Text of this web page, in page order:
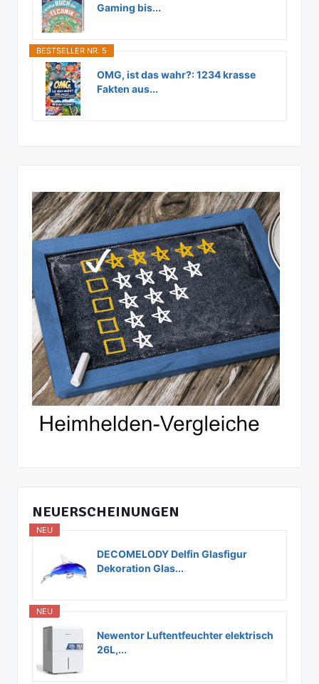
Gaming bis...
BESTSELLER NR. 5
OMG, ist das wahr?: 1234 krasse
Fakten aus...
NEUERSCHEINUNGEN
NEU
DECOMELODY Delfin Glasfigur
Dekoration Glas...
NEU
Newentor Luftentfeuchter elektrisch
26L,...